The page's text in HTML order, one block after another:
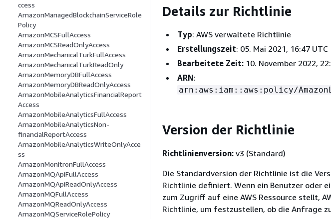
ccess
AmazonManagedBlockchainServiceRole
Policy
AmazonMCSFullAccess
AmazonMCSReadOnlyAccess
AmazonMechanicalTurkFullAccess
AmazonMechanicalTurkReadOnly
AmazonMemoryDBFullAccess
AmazonMemoryDBReadOnlyAccess
AmazonMobileAnalyticsFinancialReport
Access
AmazonMobileAnalyticsFullAccess
AmazonMobileAnalyticsNon-
financialReportAccess
AmazonMobileAnalyticsWriteOnlyAcce
ss
AmazonMonitronFullAccess
AmazonMQApiFullAccess
AmazonMQApiReadOnlyAccess
AmazonMQFullAccess
AmazonMQReadOnlyAccess
AmazonMQServiceRolePolicy
Details zur Richtlinie
Typ: AWS verwaltete Richtlinie
Erstellungszeit: 05. Mai 2021, 16:47 UTC
Bearbeitete Zeit: 10. November 2022,
ARN:
arn:aws:iam::aws:policy/
Version der Richtlinie
Richtlinienversion: v3 (Standard)
Die Standardversion der Richtlinie ist die
Richtlinie definiert. Wenn ein Benutzer oder
zum Zugriff auf eine AWS Ressource stellt,
Richtlinie, um festzustellen, ob die Anfrage